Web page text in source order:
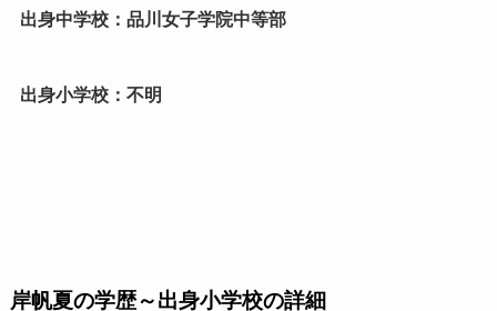
出身中学校：品川女子学院中等部
出身小学校：不明
岸帆夏の学歴～出身小学校の詳細